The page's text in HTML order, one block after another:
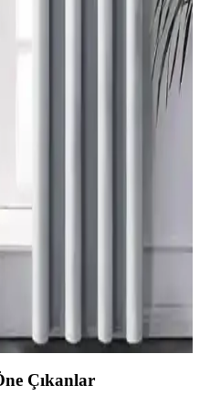
montajını zorlaştırır.
estetik ve işlevsel çözüm
ve derinlik katar.
ve Estetik
Yöntemleri
perde seçimi, ışık kontrolü
storlar, kafe perdeleri ve entegre
sunar.
Estetik ve
halkaların görünürlüğü
fonksiyonellik ve modern
bulunur.
Çıkanlar